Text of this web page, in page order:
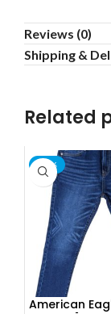
Reviews (0)
Shipping &
Related
-13%
American